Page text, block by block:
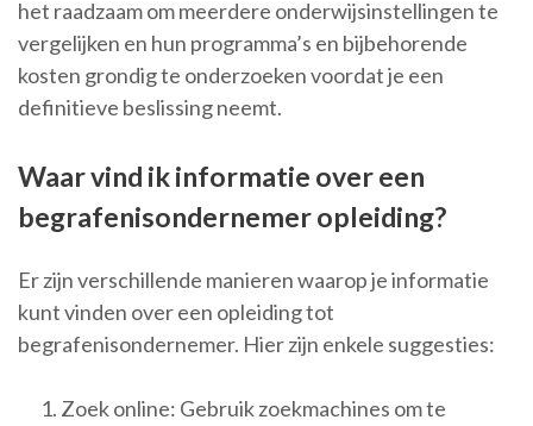
het raadzaam om meerdere onderwijsinstellingen te
vergelijken en hun programma’s en bijbehorende
kosten grondig te onderzoeken voordat je een
definitieve beslissing neemt.
Waar vind ik informatie over een
begrafenisondernemer opleiding?
Er zijn verschillende manieren waarop je informatie
kunt vinden over een opleiding tot
begrafenisondernemer. Hier zijn enkele suggesties:
Zoek online: Gebruik zoekmachines om te